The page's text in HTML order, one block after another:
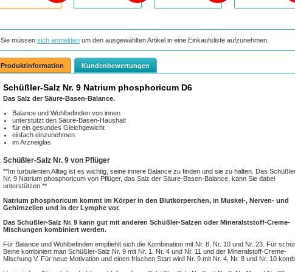
Sie müssen sich anmeldenum den ausgewählten Artikel in eine Einkaufsliste aufzunehmen.
Produktinformation Kundenbewertungen
Schüßler-Salz Nr. 9 Natrium phosphoricum D6
Das Salz der Säure-Basen-Balance.
Balance und Wohlbefinden von innen
unterstützt den Säure-Basen-Haushalt
für ein gesundes Gleichgewicht
einfach einzunehmen
im Arzneiglas
Schüßler-Salz Nr. 9 von Pflüger
**Im turbulenten Alltag ist es wichtig, seine innere Balance zu finden und sie zu halten. Das
Nr. 9 Natrium phosphoricum von Pflüger, das Salz der Säure-Basen-Balance, kann Sie dabei
unterstützen.**
Natrium phosphoricum kommt im Körper in den Blutkörperchen, in Muskel-, Nerven- und
Gehirnzellen und in der Lymphe vor.
Das Schüßler-Salz Nr. 9 kann gut mit anderen Schüßler-Salzen oder Mineralststoff-Creme-
Mischungen kombiniert werden.
Für Balance und Wohlbefinden empfiehlt sich die Kombination mit Nr. 8, Nr. 10 und Nr. 23. Für
Beine kombiniert man Schüßler-Salz Nr. 9 mit Nr. 1, Nr. 4 und Nr. 11 und der Mineralstoff-Creme-
Mischung V. Für neue Motivation und einen frischen Start wird Nr. 9 mit Nr. 4, Nr. 8 und Nr. 10